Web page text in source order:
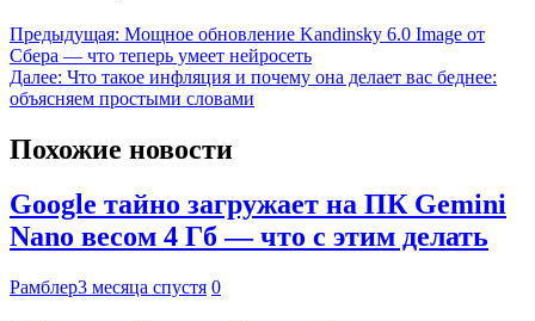
Предыдущая: Мощное обновление Kandinsky 6.0 Image от
Сбера — что теперь умеет нейросеть
Далее: Что такое инфляция и почему она делает вас беднее:
объясняем простыми словами
Похожие новости
Google тайно загружает на ПК Gemini
Nano весом 4 Гб — что с этим делать
Рамблер3 месяца спустя 0